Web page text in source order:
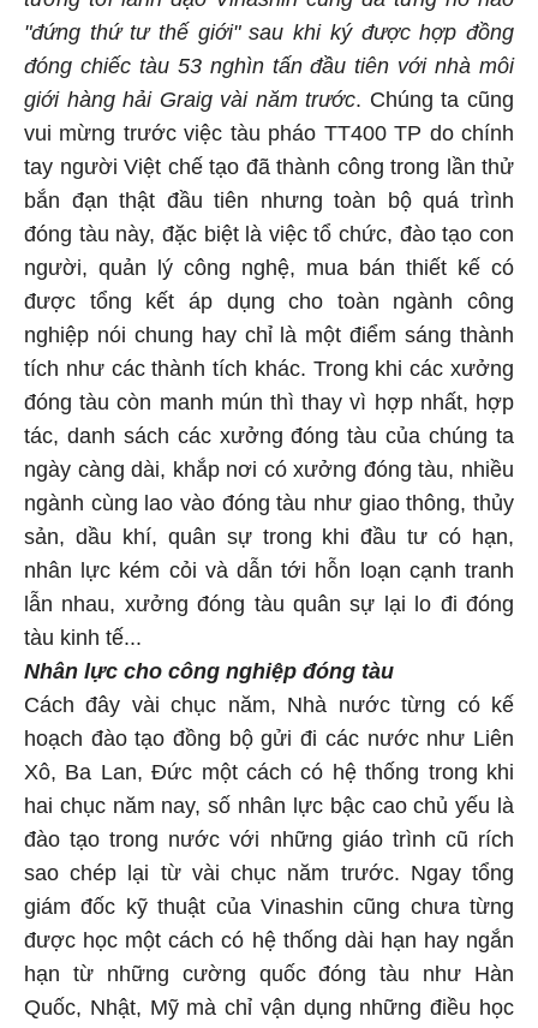
"đứng thứ tư thế giới" sau khi ký được hợp đồng
đóng chiếc tàu 53 nghìn tấn đầu tiên với nhà môi
giới hàng hải Graig vài năm trước. Chúng ta cũng
vui mừng trước việc tàu pháo TT400 TP do chính
tay người Việt chế tạo đã thành công trong lần thử
bắn đạn thật đầu tiên nhưng toàn bộ quá trình
đóng tàu này, đặc biệt là việc tổ chức, đào tạo con
người, quản lý công nghệ, mua bán thiết kế có
được tổng kết áp dụng cho toàn ngành công
nghiệp nói chung hay chỉ là một điểm sáng thành
tích như các thành tích khác. Trong khi các xưởng
đóng tàu còn manh mún thì thay vì hợp nhất, hợp
tác, danh sách các xưởng đóng tàu của chúng ta
ngày càng dài, khắp nơi có xưởng đóng tàu, nhiều
ngành cùng lao vào đóng tàu như giao thông, thủy
sản, dầu khí, quân sự trong khi đầu tư có hạn,
nhân lực kém cỏi và dẫn tới hỗn loạn cạnh tranh
lẫn nhau, xưởng đóng tàu quân sự lại lo đi đóng
tàu kinh tế...
Nhân lực cho công nghiệp đóng tàu
Cách đây vài chục năm, Nhà nước từng có kế
hoạch đào tạo đồng bộ gửi đi các nước như Liên
Xô, Ba Lan, Đức một cách có hệ thống trong khi
hai chục năm nay, số nhân lực bậc cao chủ yếu là
đào tạo trong nước với những giáo trình cũ rích
sao chép lại từ vài chục năm trước. Ngay tổng
giám đốc kỹ thuật của Vinashin cũng chưa từng
được học một cách có hệ thống dài hạn hay ngắn
hạn từ những cường quốc đóng tàu như Hàn
Quốc, Nhật, Mỹ mà chỉ vận dụng những điều học